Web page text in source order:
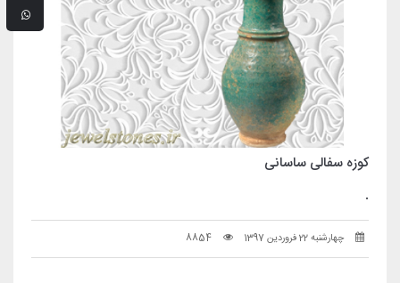
کوزه سفالی ساسانی
.
چهارشنبه 22 فروردین 1397 8854